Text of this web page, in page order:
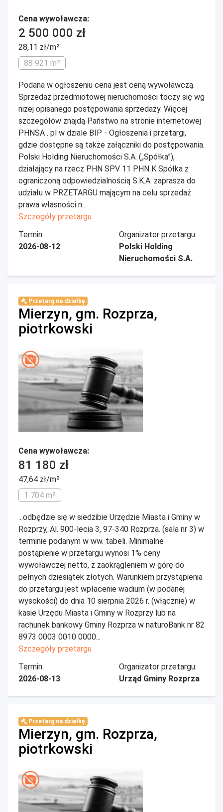
Cena wywoławcza:
2 500 000 zł
28,11 zł/m²
88 921 m²
Podana w ogłoszeniu cena jest ceną wywoławczą.
Sprzedaż przedmiotowej nieruchomości toczy się wg
niżej opisanego postępowania sprzedaży. Więcej
szczegółów znajdą Państwo na stronie internetowej
PHNSA . pl w dziale BIP - Ogłoszenia i przetargi,
gdzie dostępne są także załączniki do postępowania.
Polski Holding Nieruchomości S.A. („Spółka”),
działający na rzecz PHN SPV 11 PHN K Spółka z
ograniczoną odpowiedzialnością S.K.A. zaprasza do
udziału w PRZETARGU mającym na celu sprzedaż
prawa własności n...
Szczegóły przetargu
Termin:
2026-08-12
Organizator przetargu:
Polski Holding
Nieruchomości S.A.
Przetarg na działkę
Mierzyn, gm. Rozprza,
piotrkowski
Cena wywoławcza:
81 180 zł
47,64 zł/m²
1 704 m²
...odbędzie się w siedzibie Urzędzie Miasta i Gminy w
Rozprzy, Al. 900-lecia 3, 97-340 Rozprza. (sala nr 3) w
terminie podanym w ww. tabeli. Minimalne
postąpienie w przetargu wynosi 1% ceny
wywoławczej netto, z zaokrągleniem w górę do
pełnych dziesiątek złotych. Warunkiem przystąpienia
do przetargu jest wpłacenie wadium (w podanej
wysokości) do dnia 10 sierpnia 2026 r. (włącznie) w
kasie Urzędu Miasta i Gminy w Rozprzy lub na
rachunek bankowy Gminy Rozprza w naturoBank nr 82
8973 0003 0010 0000...
Szczegóły przetargu
Termin:
2026-08-13
Organizator przetargu:
Urząd Gminy Rozprza
Przetarg na działkę
Mierzyn, gm. Rozprza,
piotrkowski